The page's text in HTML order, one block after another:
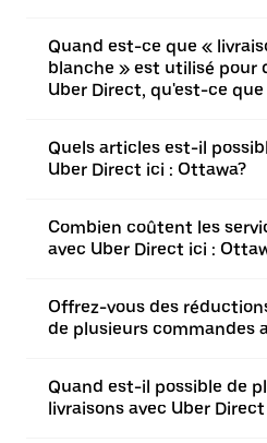
Quand est-ce que «
blanche » est utilisé pour
Uber Direct, qu'est-ce
Quels articles est-il
Uber Direct ici : Ottawa?
Combien coûtent les
avec Uber Direct ici :
Offrez-vous des
de plusieurs commandes
Quand est-il possible de
livraisons avec Uber